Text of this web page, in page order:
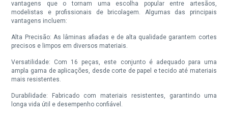
vantagens que o tornam uma escolha popular entre artesãos,
modelistas e profissionais de bricolagem. Algumas das principais
vantagens incluem:
Alta Precisão: As lâminas afiadas e de alta qualidade garantem cortes
precisos e limpos em diversos materiais.
Versatilidade: Com 16 peças, este conjunto é adequado para uma
ampla gama de aplicações, desde corte de papel e tecido até materiais
mais resistentes.
Durabilidade: Fabricado com materiais resistentes, garantindo uma
longa vida útil e desempenho confiável.